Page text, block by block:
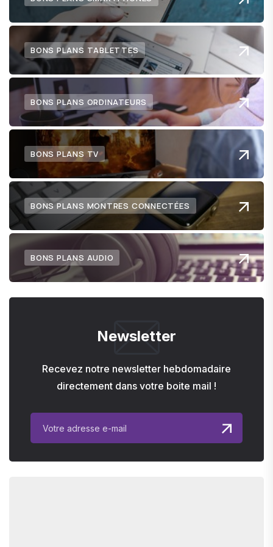
BONS PLANS TABLETTES
BONS PLANS ORDINATEURS
BONS PLANS TV
BONS PLANS MONTRES CONNECTÉES
BONS PLANS AUDIO
Newsletter
Recevez notre newsletter hebdomadaire
directement dans votre boite mail !